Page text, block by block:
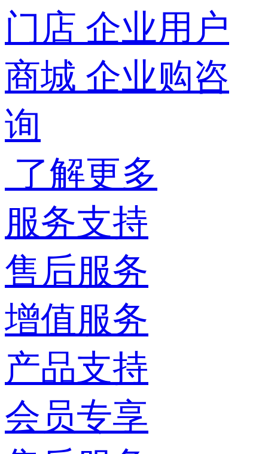
门店 企业用户
商城 企业购咨
询
了解更多
服务支持
售后服务
增值服务
产品支持
会员专享